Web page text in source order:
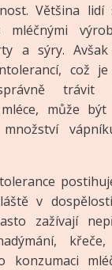
Většina
mléčnými
a sýry.
což
trávit
může
množství
v
zažívají
konzumaci